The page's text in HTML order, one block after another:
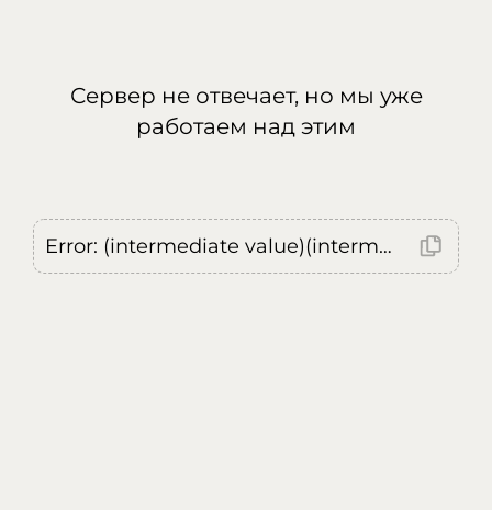
Сервер не отвечает, но мы уже
работаем над этим
Error: (intermediate value)(intermediate value)(intermediate value).replaceAll is not a function